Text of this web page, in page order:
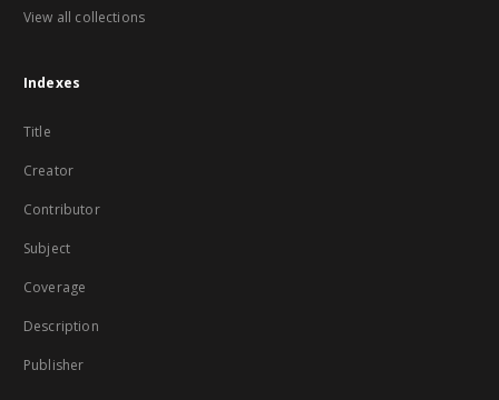
View all collections
Indexes
Title
Creator
Contributor
Subject
Coverage
Description
Publisher